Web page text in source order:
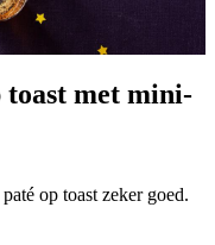
toast met mini-
op toast zeker goed.